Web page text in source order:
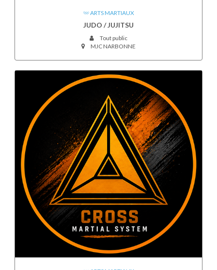
ARTS MARTIAUX
JUDO / JUJITSU
Tout public
MJC NARBONNE